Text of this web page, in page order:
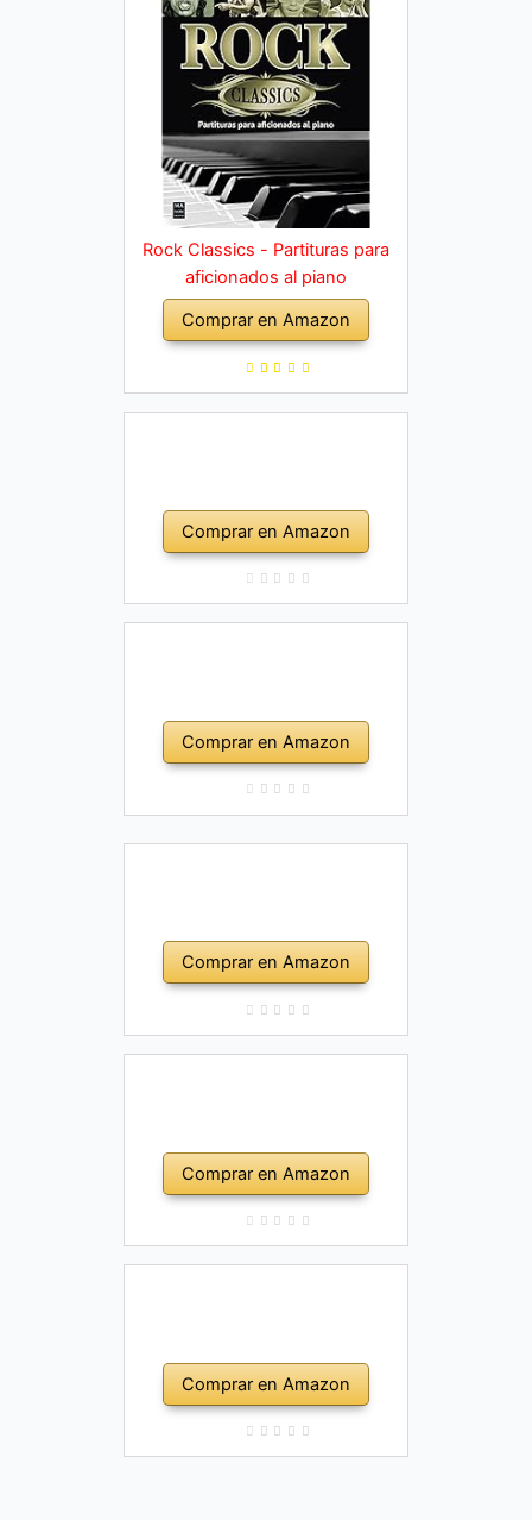
Rock Classics - Partituras para
aficionados al piano
Comprar en Amazon
Comprar en Amazon
Comprar en Amazon
Comprar en Amazon
Comprar en Amazon
Comprar en Amazon